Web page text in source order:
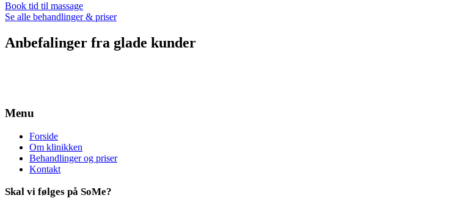
Book tid til massage
Se alle behandlinger & priser
Anbefalinger fra glade kunder
Menu
Forside
Om klinikken
Behandlinger og priser
Kontakt
Skal vi følges på SoMe?